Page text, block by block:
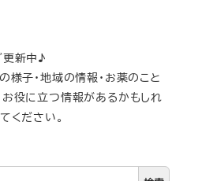
更新中♪
様子・地域の情報・お薬のこと
役に立つ情報があるかもしれ
ください。